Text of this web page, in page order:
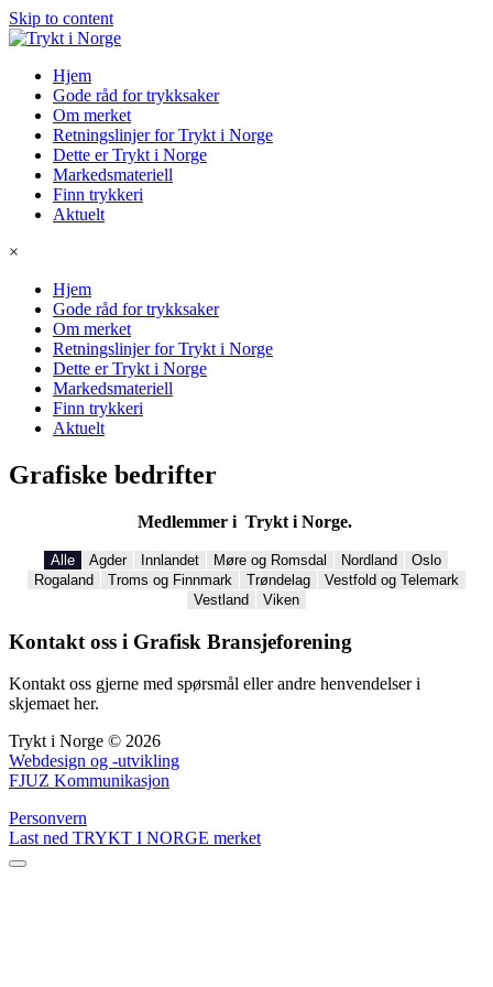
Skip to content
Hjem
Gode råd for trykksaker
Om merket
Retningslinjer for Trykt i Norge
Dette er Trykt i Norge
Markedsmateriell
Finn trykkeri
Aktuelt
×
Hjem
Gode råd for trykksaker
Om merket
Retningslinjer for Trykt i Norge
Dette er Trykt i Norge
Markedsmateriell
Finn trykkeri
Aktuelt
Grafiske bedrifter
Medlemmer i Trykt i Norge.
Alle Agder Innlandet Møre og Romsdal Nordland
Oslo
Rogaland
Troms og Finnmark Trøndelag
Vestfold og Telemark
Vestland
Viken
Kontakt oss i Grafisk Bransjeforening
Kontakt oss gjerne med spørsmål eller andre henvendelser i
skjemaet her.
Trykt i Norge © 2026
Webdesign og -utvikling
FJUZ Kommunikasjon
Personvern
Last ned TRYKT I NORGE merket